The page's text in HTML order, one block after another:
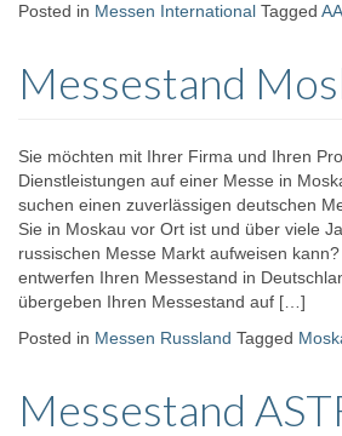
Posted in Messen International Tagged
Messestand
Sie möchten mit Ihrer Firma und Ihren
Dienstleistungen auf einer Messe in
suchen einen zuverlässigen deutschen
Sie in Moskau vor Ort ist und über viele
russischen Messe Markt aufweisen
entwerfen Ihren Messestand in
übergeben Ihren Messestand auf […]
Posted in Messen Russland Tagged
Messestand